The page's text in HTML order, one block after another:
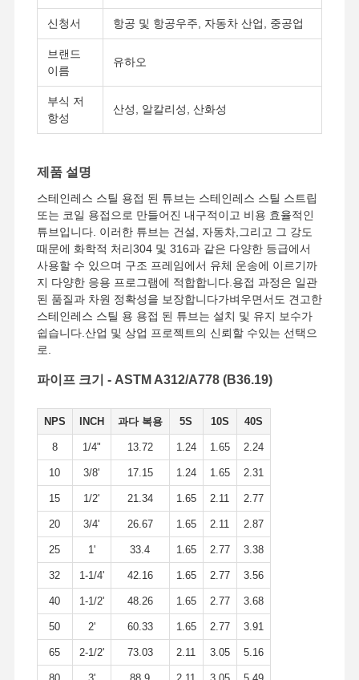
홈 제품 소개 동영상 회사 소개
모든 케이스
스테인리스 스틸 부트 웰드 파이프 피팅
스테인레스 스틸의 나사 파이프 피팅
스테인레스 강 안출된 관 이음쇠
스테인레스 강 플랜지
스테인리스 스틸 밸브
신청서 항공 및 항공우주, 자동차 산업, 중공업
브랜드
이름
유하오
부식 저
항성
산성, 알칼리성, 산화성
제품 설명
스테인레스 스틸 용접 된 튜브는 스테인레스 스틸 스트립
또는 코일 용접으로 만들어진 내구적이고 비용 효율적인
튜브입니다. 이러한 튜브는 건설, 자동차,그리고 그 강도
때문에 화학적 처리304 및 316과 같은 다양한 등급에서
사용할 수 있으며 구조 프레임에서 유체 운송에 이르기까
지 다양한 응용 프로그램에 적합합니다.용접 과정은 일관
된 품질과 차원 정확성을 보장합니다가벼우면서도 견고한
스테인레스 스틸 용 용접 된 튜브는 설치 및 유지 보수가
쉽습니다.산업 및 상업 프로젝트의 신뢰할 수있는 선택으
로.
파이프 크기 - ASTM A312/A778 (B36.19)
NPS INCH 과다 복용 5S 10S 40S
8 1/4" 13.72 1.24 1.65 2.24
10 3/8' 17.15 1.24 1.65 2.31
15 1/2' 21.34 1.65 2.11 2.77
20 3/4' 26.67 1.65 2.11 2.87
25 1' 33.4 1.65 2.77 3.38
32 1-1/4' 42.16 1.65 2.77 3.56
40 1-1/2' 48.26 1.65 2.77 3.68
50 2' 60.33 1.65 2.77 3.91
65 2-1/2' 73.03 2.11 3.05 5.16